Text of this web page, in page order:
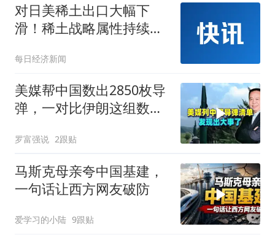
对日美稀土出口大幅下
滑！稀土战略属性持续升
（516780）连续5个交易
日“吸金”
每日经济新闻
美媒帮中国数出2850枚导
弹，一对比伊朗这组数
罗富强说 2跟贴
马斯克母亲夸中国基建，
一句话让西方网友破防
爱学习的小陆 9跟贴